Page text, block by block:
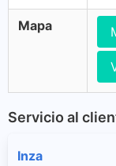
Mapa
Servicio al
Inza